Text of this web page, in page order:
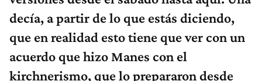
decía, a partir de lo que estás diciendo,
que en realidad esto tiene que ver con un
acuerdo que hizo Manes con el
kirchnerismo, que lo prepararon desde